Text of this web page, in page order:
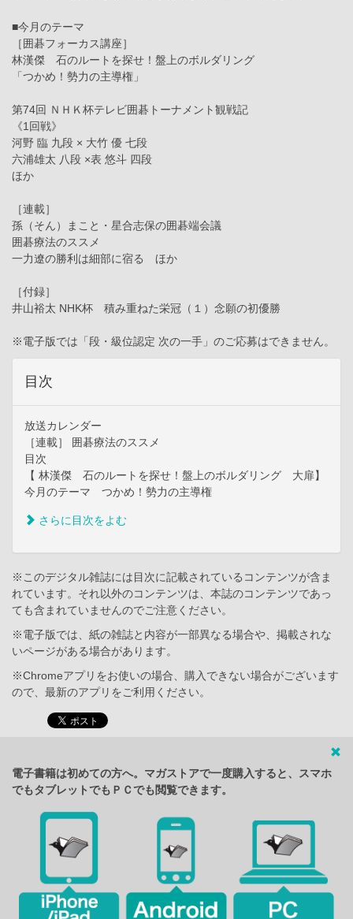
■今月のテーマ
［囲碁フォーカス講座］
林漢傑 石のルートを探せ！盤上のボルダリング
「つかめ！勢力の主導権」
第74回 ＮＨＫ杯テレビ囲碁トーナメント観戦記
《1回戦》
河野 臨 九段 × 大竹 優 七段
六浦雄太 八段 ×表 悠斗 四段
ほか
［連載］
孫（そん）まこと・星合志保の囲碁端会議
囲碁療法のススメ
一力遼の勝利は細部に宿る ほか
［付録］
井山裕太 NHK杯 積み重ねた栄冠（１）念願の初優勝
※電子版では「段・級位認定 次の一手」のご応募はできません。
目次
放送カレンダー
［連載］ 囲碁療法のススメ
目次
【 林漢傑 石のルートを探せ！盤上のボルダリング 大扉】
今月のテーマ つかめ！勢力の主導権
さらに目次をよむ
※このデジタル雑誌には目次に記載されているコンテンツが含ま
れています。それ以外のコンテンツは、本誌のコンテンツであっ
ても含まれていませんのでご注意ください。
※電子版では、紙の雑誌と内容が一部異なる場合や、掲載されな
いページがある場合があります。
※Chromeアプリをお使いの場合、購入できない場合がございます
ので、最新のアプリをご利用ください。
電子書籍は初めての方へ。マガストアで一度購入すると、スマホ
でもタブレットでもＰＣでも閲覧できます。